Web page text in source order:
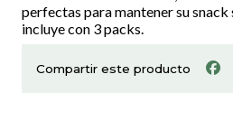
perfectas para mantener su
incluye con 3 packs.
Compartir este producto